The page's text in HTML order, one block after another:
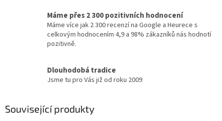
Máme přes 2 300 pozitivních hodnocení
Máme více jak 2 300 recenzí na Google a Heurece s
celkovým hodnocením 4,9 a 98% zákazníků nás hodnotí
pozitivně.
Dlouhodobá tradice
Jsme tu pro Vás již od roku 2009
Související produkty